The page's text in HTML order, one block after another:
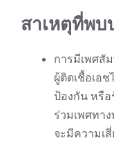
สาเหตุที่พบ
การมีเพศสั
ผู้ติดเชื้อเอ
ป้องกัน หรือ
ร่วมเพศทา
จะมีความเ